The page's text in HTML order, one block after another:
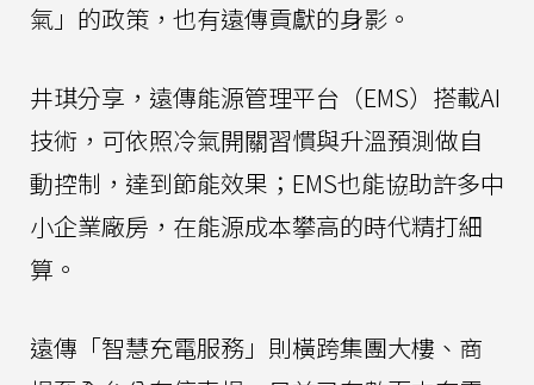
氣」的政策，也有遠傳貢獻的身影。
井琪分享，遠傳能源管理平台（EMS）搭載AI
技術，可依照冷氣開關習慣與升溫預測做自
動控制，達到節能效果；EMS也能協助許多中
小企業廠房，在能源成本攀高的時代精打細
算。
遠傳「智慧充電服務」則橫跨集團大樓、商